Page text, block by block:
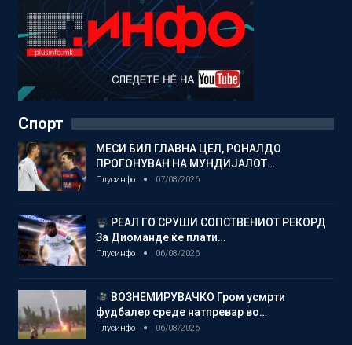
Спорт
МЕСИ БИЛ ГЛАВНА ЦЕЛ, РОНАЛДО
ПРОГОНУВАН НА МУНДИЈАЛОТ…
Плусинфо 07/08/2026
РЕАЛ ГО СРУШИ СОПСТВЕНИОТ РЕКОРД
За Диоманде ќе плати…
Плусинфо 06/08/2026
ВОЗНЕМИРУВАЧКО Гром усмрти
фудбалер среде натпревар во…
Плусинфо 06/08/2026